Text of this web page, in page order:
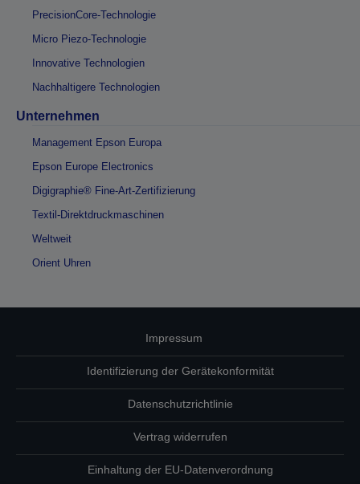
PrecisionCore-Technologie
Micro Piezo-Technologie
Innovative Technologien
Nachhaltigere Technologien
Unternehmen
Management Epson Europa
Epson Europe Electronics
Digigraphie® Fine-Art-Zertifizierung
Textil-Direktdruckmaschinen
Weltweit
Orient Uhren
Impressum
Identifizierung der Gerätekonformität
Datenschutzrichtlinie
Vertrag widerrufen
Einhaltung der EU-Datenverordnung